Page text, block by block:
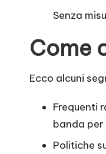
O
k
e
y
P
Senza
Come
Ecco alcuni
Frequenti
banda
Politiche